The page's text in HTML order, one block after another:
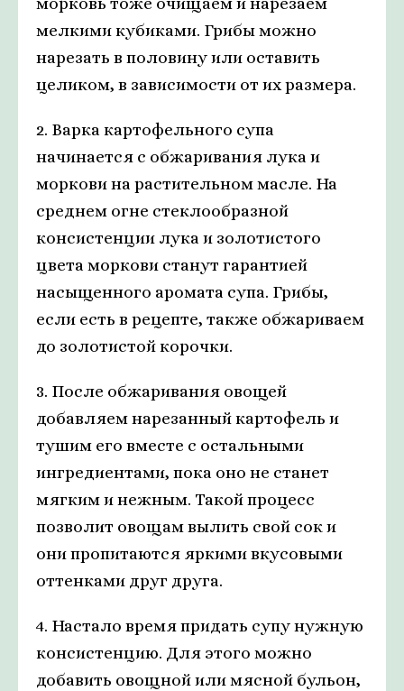
мелкими кубиками. Грибы можно
нарезать в половину или оставить
целиком, в зависимости от их размера.
2. Варка картофельного супа
начинается с обжаривания лука и
моркови на растительном масле. На
среднем огне стеклообразной
консистенции лука и золотистого
цвета моркови станут гарантией
насыщенного аромата супа. Грибы,
если есть в рецепте, также обжариваем
до золотистой корочки.
3. После обжаривания овощей
добавляем нарезанный картофель и
тушим его вместе с остальными
ингредиентами, пока оно не станет
мягким и нежным. Такой процесс
позволит овощам вылить свой сок и
они пропитаются яркими вкусовыми
оттенками друг друга.
4. Настало время придать супу нужную
консистенцию. Для этого можно
добавить овощной или мясной бульон,